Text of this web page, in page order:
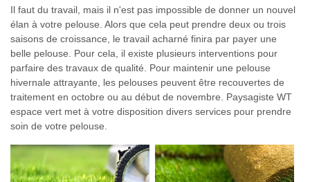
Il faut du travail, mais il n'est pas impossible de donner un nouvel
élan à votre pelouse. Alors que cela peut prendre deux ou trois
saisons de croissance, le travail acharné finira par payer une
belle pelouse. Pour cela, il existe plusieurs interventions pour
parfaire des travaux de qualité. Pour maintenir une pelouse
hivernale attrayante, les pelouses peuvent être recouvertes de
traitement en octobre ou au début de novembre. Paysagiste WT
espace vert met à votre disposition divers services pour prendre
soin de votre pelouse.